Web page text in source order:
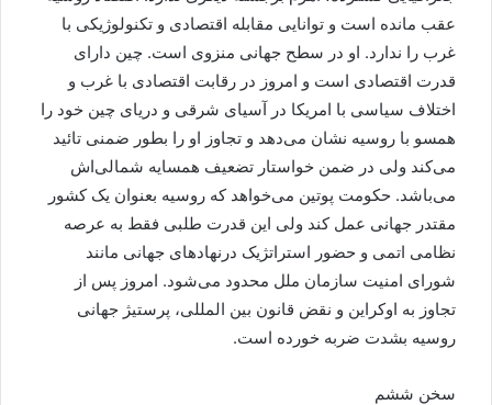
عقب مانده است و توانایی مقابله اقتصادی و تکنولوژیکی با
غرب را ندارد. او در سطح جهانی منزوی است. چین دارای
قدرت اقتصادی است و امروز در رقابت اقتصادی با غرب و
اختلاف سیاسی با امریکا در آسیای شرقی و دریای چین خود را
همسو با روسیه نشان می‌دهد و تجاوز او را بطور ضمنی تائید
می‌کند ولی در ضمن خواستار تضعیف همسایه شمالی‌اش
می‌باشد. حکومت پوتین می‌خواهد که روسیه بعنوان یک کشور
مقتدر جهانی عمل کند ولی این قدرت طلبی فقط به عرصه
نظامی اتمی و حضور استراتژیک درنهادهای جهانی مانند
شورای امنیت سازمان ملل محدود می‌شود. امروز پس از
تجاوز به اوکراین و نقض قانون بین المللی، پرستیژ جهانی
روسیه بشدت ضربه خورده است.
سخن ششم